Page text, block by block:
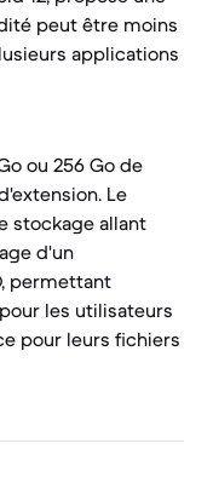
peut être moins
applications
ou 256 Go de
Le
stockage allant
d'un
permettant
les utilisateurs
pour leurs fichiers